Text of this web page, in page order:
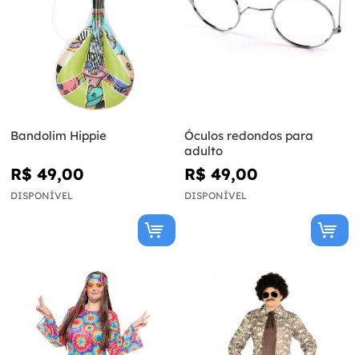
Bandolim Hippie
R$ 49,00
DISPONÍVEL
Óculos redondos para
adulto
R$ 49,00
DISPONÍVEL